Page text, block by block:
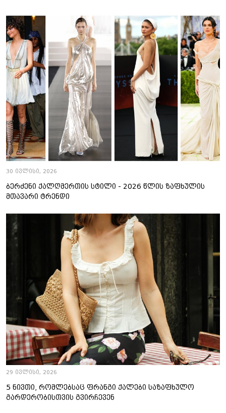
30 ივლისი, 2026
ბერძენი ქალღმერთის სტილი - 2026 წლის ზაფხულის
მთავარი ტრენდი
29 ივლისი, 2026
5 ნივთი, რომლებსაც ფრანგი ქალები საზაფხულო
გარდერობისთვის გვირჩევენ